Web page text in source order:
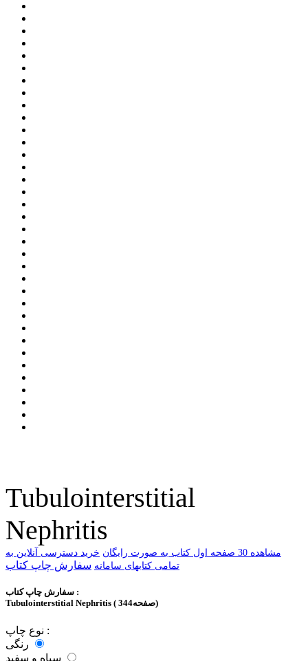
Tubulointerstitial
Nephritis
ﻣﺸﺎﻫﺪﻩ 30 ﺻﻔﺤﻪ اﻭﻝ ﮐﺘﺎﺏ ﺑﻪ ﺻﻮﺭﺕ ﺭاﯾﮕﺎﻥ
خرید دسترسی آنلاین به
تمامی کتابهای سامانه سفارش چاپ کتاب
سفارش چاپ کتاب :
Tubulointerstitial Nephritis ( 344صفحه)
نوع چاپ :
رنگی
سیاه و سفید